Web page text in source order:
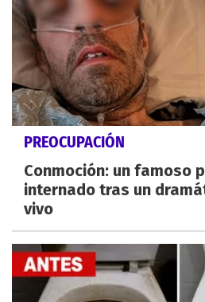
PREOCUPACIÓN
Conmoción: un famoso
internado tras un
vivo